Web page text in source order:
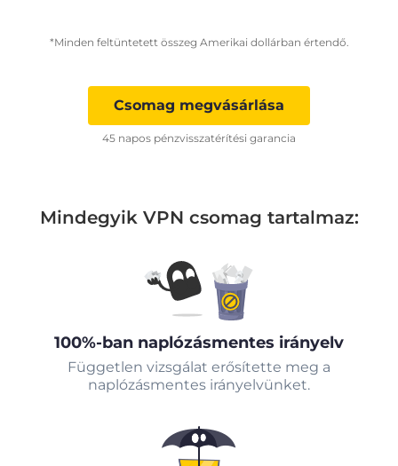
*Minden feltüntetett összeg Amerikai dollárban értendő.
Csomag megvásárlása
45 napos pénzvisszatérítési garancia
Mindegyik VPN csomag tartalmaz:
100%-ban naplózásmentes irányelv
Független vizsgálat erősítette meg a
naplózásmentes irányelvünket.